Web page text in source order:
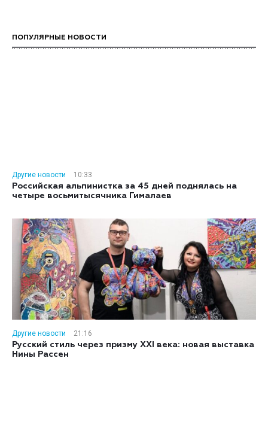
ПОПУЛЯРНЫЕ НОВОСТИ
Другие новости
10:33
Российская альпинистка за 45 дней поднялась на
четыре восьмитысячника Гималаев
Другие новости
21:16
Русский стиль через призму XXI века: новая выставка
Нины Рассен